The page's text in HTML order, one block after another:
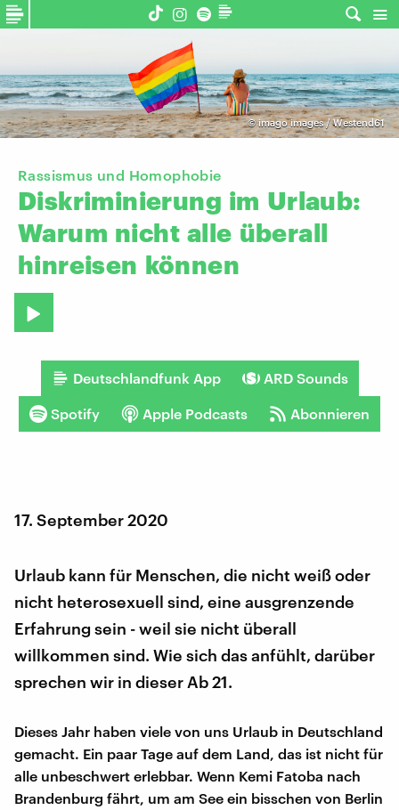
©imago images / Westend61
Rassismus und Homophobie
Diskriminierung im Urlaub:
Warum nicht alle überall
hinreisen können
Deutschlandfunk App ARD Sounds
Spotify Apple Podcasts Abonnieren
17. September 2020
Urlaub kann für Menschen, die nicht weiß oder
nicht heterosexuell sind, eine ausgrenzende
Erfahrung sein - weil sie nicht überall
willkommen sind. Wie sich das anfühlt, darüber
sprechen wir in dieser Ab 21.
Dieses Jahr haben viele von uns Urlaub in Deutschland
gemacht. Ein paar Tage auf dem Land, das ist nicht für
alle unbeschwert erlebbar. Wenn Kemi Fatoba nach
Brandenburg fährt, um am See ein bisschen von Berlin